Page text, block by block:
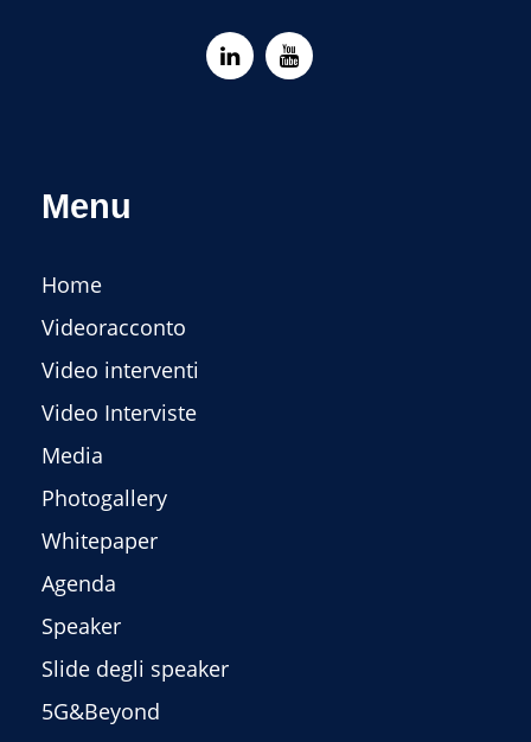
Menu
Home
Videoracconto
Video interventi
Video Interviste
Media
Photogallery
Whitepaper
Agenda
Speaker
Slide degli speaker
5G&Beyond